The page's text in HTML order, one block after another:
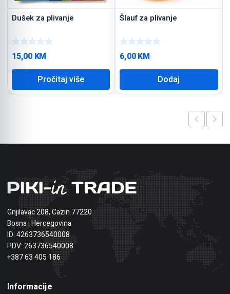
Dušek za plivanje
15,00 KM
Pročitaj više
Šlauf za plivanje
6,00KM
Dodaj
Gnjilavac 208, Cazin 77220
Bosna i Hercegovina
ID: 4263736540008
PDV: 263736540008
+387 63 405 186
Informacije